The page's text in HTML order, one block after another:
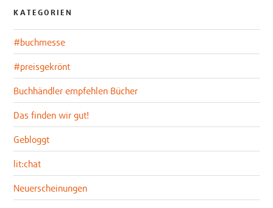
KATEGORIEN
#buchmesse
#preisgekrönt
Buchhändler empfehlen Bücher
Das finden wir gut!
Gebloggt
lit:chat
Neuerscheinungen